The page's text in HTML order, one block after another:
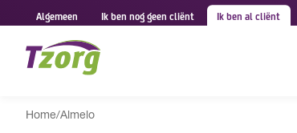
Algemeen Ik ben nog geen cliënt Ik ben al cliënt
Home/Almelo